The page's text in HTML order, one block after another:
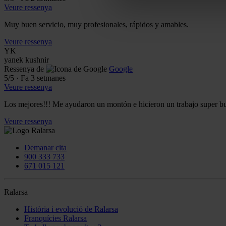
Veure ressenya
Muy buen servicio, muy profesionales, rápidos y amables.
Veure ressenya
YK
yanek kushnir
Ressenya de
Google
5/5 · Fa 3 setmanes
Veure ressenya
Los mejores!!! Me ayudaron un montón e hicieron un trabajo super
Veure ressenya
Demanar cita
900 333 733
671 015 121
Ralarsa
Història i evolució de Ralarsa
Franquícies Ralarsa